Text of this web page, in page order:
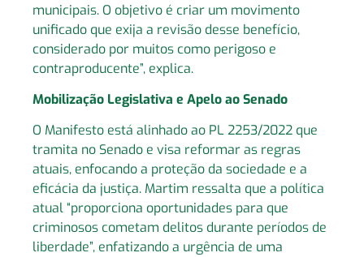
municipais. O objetivo é criar um movimento
unificado que exija a revisão desse benefício,
considerado por muitos como perigoso e
contraproducente”, explica.
Mobilização Legislativa e Apelo ao Senado
O Manifesto está alinhado ao PL 2253/2022 que
tramita no Senado e visa reformar as regras
atuais, enfocando a proteção da sociedade e a
eficácia da justiça. Martim ressalta que a política
atual “proporciona oportunidades para que
criminosos cometam delitos durante períodos de
liberdade”, enfatizando a urgência de uma